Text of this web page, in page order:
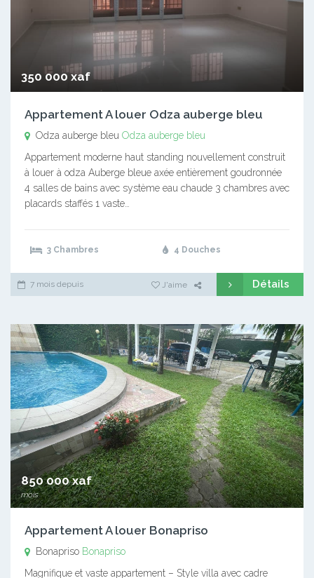
350 000 xaf
Appartement A louer Odza auberge bleu
Odza auberge bleu Odza auberge bleu
Appartement moderne haut standing nouvellement construit
à louer à odza Auberge bleue axée entièrement goudronnée
4 salles de bains avec système eau chaude 3 chambres avec
placards staffés 1 vaste…
3 Chambres 4 Douches
7 mois depuis J'aime Détails
850 000 xaf
mois
Appartement A louer Bonapriso
Bonapriso Bonapriso
Magnifique et vaste appartement – Style villa avec cadre